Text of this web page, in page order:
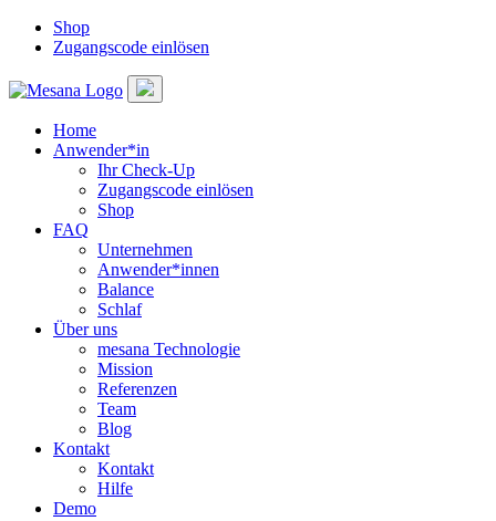
Shop
Zugangscode einlösen
Home
Anwender*in
Ihr Check-Up
Zugangscode einlösen
Shop
FAQ
Unternehmen
Anwender*innen
Balance
Schlaf
Über uns
mesana Technologie
Mission
Referenzen
Team
Blog
Kontakt
Kontakt
Hilfe
Demo